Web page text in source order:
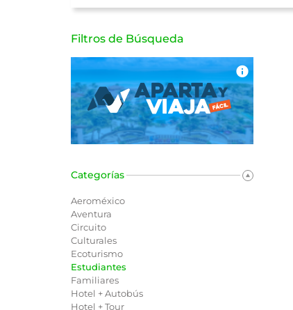
Filtros de Búsqueda
Categorías
Aeroméxico
Aventura
Circuito
Culturales
Ecoturismo
Estudiantes
Familiares
Hotel + Autobús
Hotel + Tour